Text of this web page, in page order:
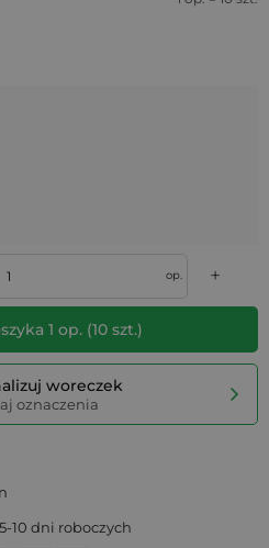
op. +
1 op. (10szt.)
woreczek
oznaczenia
10 dni roboczych